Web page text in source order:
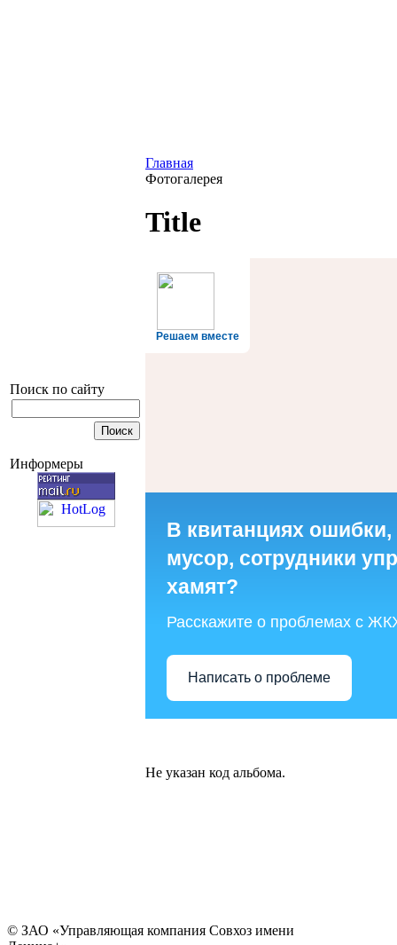
Поиск по сайту
Информеры
Главная
Фотогалерея
Title
Решаем вместе
В квитанциях
мусор, сотрудники
хамят?
Расскажите о проблемах с
Написать о проблеме
Не указан код альбома.
© ЗАО «Управляющая компания Совхоз имени